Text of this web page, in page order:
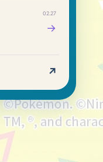
02.27
→
↗